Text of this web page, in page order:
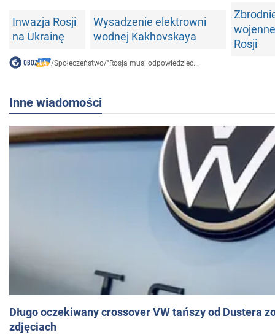
Inwazja Rosji
na Ukrainę
Wysadzenie elektrowni
wodnej Kakhovskaya
wojenne
Rosji
/Społeczeństwo/"Rosja musi odpowiedzieć...
Inne wiadomości
Długo oczekiwany crossover VW tańszy od Dustera
zdjęciach